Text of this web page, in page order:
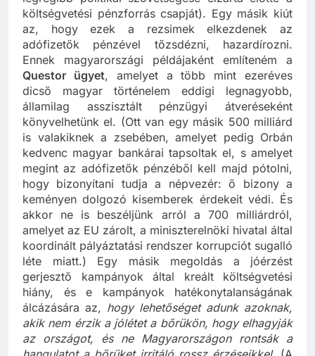
költségvetési pénzforrás csapját). Egy másik kiút
az, hogy ezek a rezsimek elkezdenek az
adófizetők pénzével tőzsdézni, hazardírozni.
Ennek magyarországi példájaként említeném a
Questor ügyet, amelyet a több mint ezeréves
dicső magyar történelem eddigi legnagyobb,
államilag asszisztált pénzügyi átveréseként
könyvelhetünk el. (Ott van egy másik 500 milliárd
is valakiknek a zsebében, amelyet pedig Orbán
kedvenc magyar bankárai tapsoltak el, s amelyet
megint az adófizetők pénzéből kell majd pótolni,
hogy bizonyítani tudja a népvezér: ő bizony a
keményen dolgozó kisemberek érdekeit védi. És
akkor ne is beszéljünk arról a 700 milliárdról,
amelyet az EU zárolt, a miniszterelnöki hivatal által
koordinált pályáztatási rendszer korrupciót sugalló
léte miatt.) Egy másik megoldás a jóérzést
gerjesztő kampányok által kreált költségvetési
hiány, és e kampányok hatékonytalanságának
álcázására az, hogy lehetőséget adunk azoknak,
akik nem érzik a jólétet a bőrükön, hogy elhagyják
az országot, és ne Magyarországon rontsák a